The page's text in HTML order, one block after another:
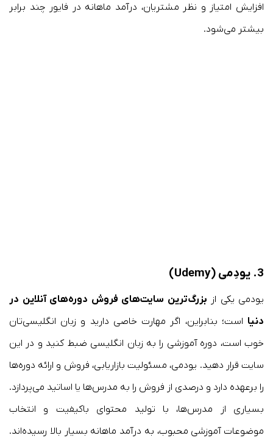
افزایش امتیاز و نظر مشتریان، درآمد ماهانه در فایور چند برابر
بیشتر می‌شود.
3. یودِمی (Udemy)
یودمی یکی از بزرگ‌ترین سایت‌های فروش دوره‌های آنلاین در
دنیا است؛ بنابراین، اگر مهارت خاصی دارید و زبان انگلیسی‌تان
خوب است، دوره آموزشی را به زبان انگلیسی ضبط کنید و در این
سایت قرار دهید. یودمی، مسئولیت بازاریابی، فروش و ارائه دوره‌ها
را برعهده دارد و درصدی از فروش را به مدرس‌ها یا اساتید می‌پردازد.
بسیاری از مدرس‌ها، با تولید محتوای باکیفیت و انتخاب
موضوعات آموزشی محبوب، به درآمد ماهانه بسیار بالا رسیده‌اند.